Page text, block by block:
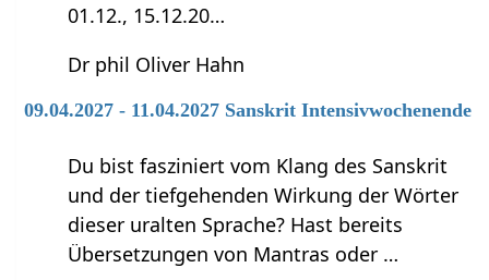
01.12., 15.12.20…
Dr phil Oliver Hahn
09.04.2027 - 11.04.2027 Sanskrit Intensivwochenende
Du bist fasziniert vom Klang des Sanskrit
und der tiefgehenden Wirkung der Wörter
dieser uralten Sprache? Hast bereits
Übersetzungen von Mantras oder …